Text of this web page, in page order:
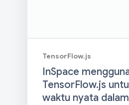
TensorFlow.js
InSpace
TensorFlow.js
waktu nyata